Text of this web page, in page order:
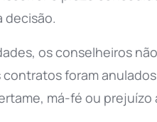
decisão.
os conselheiros
foram
má-fé ou prejuízo